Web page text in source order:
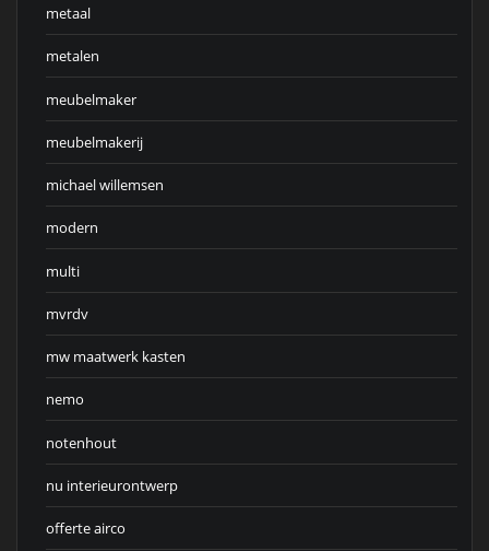
metaal
metalen
meubelmaker
meubelmakerij
michael willemsen
modern
multi
mvrdv
mw maatwerk kasten
nemo
notenhout
nu interieurontwerp
offerte airco